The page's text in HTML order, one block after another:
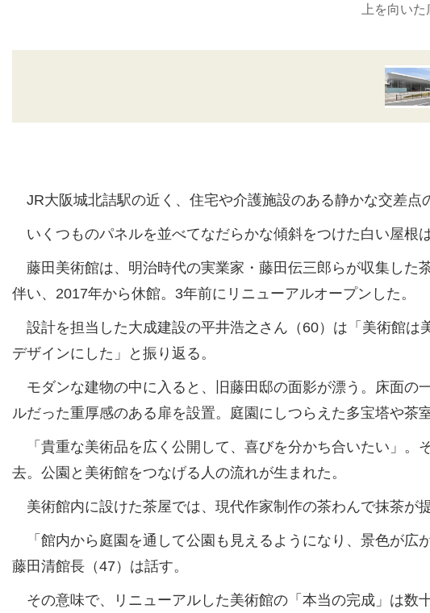
上を向い
JR大阪城北詰駅の近く、住宅や介護施設のある静かな交差点
いくつものパネルを並べてなだらかな傾斜をつけた白い屋根
藤田美術館は、明治時代の実業家・藤田伝三郎らが収集した
伴い、2017年から休館。3年前にリニューアルオープンした。
設計を担当した大成建設の平井浩之さん（60）は「美術館は
デザインにした」と振り返る。
モダンな建物の中に入ると、旧藤田邸の面影が漂う。床面の
ルだった重厚感のある扉を設置。庭園にしつらえた多宝塔や茶
「貴重な美術品を広く公開して、喜びを分かち合いたい」。
去。公園と美術館をつなげる人の流れが生まれた。
美術館内に設けた茶屋では、現代作家制作の茶わんで抹茶が
「館内から庭園を通して公園も見えるようになり、景色が広
藤田清館長（47）は話す。
その意味で、リニューアルした美術館の「本当の完成」は数